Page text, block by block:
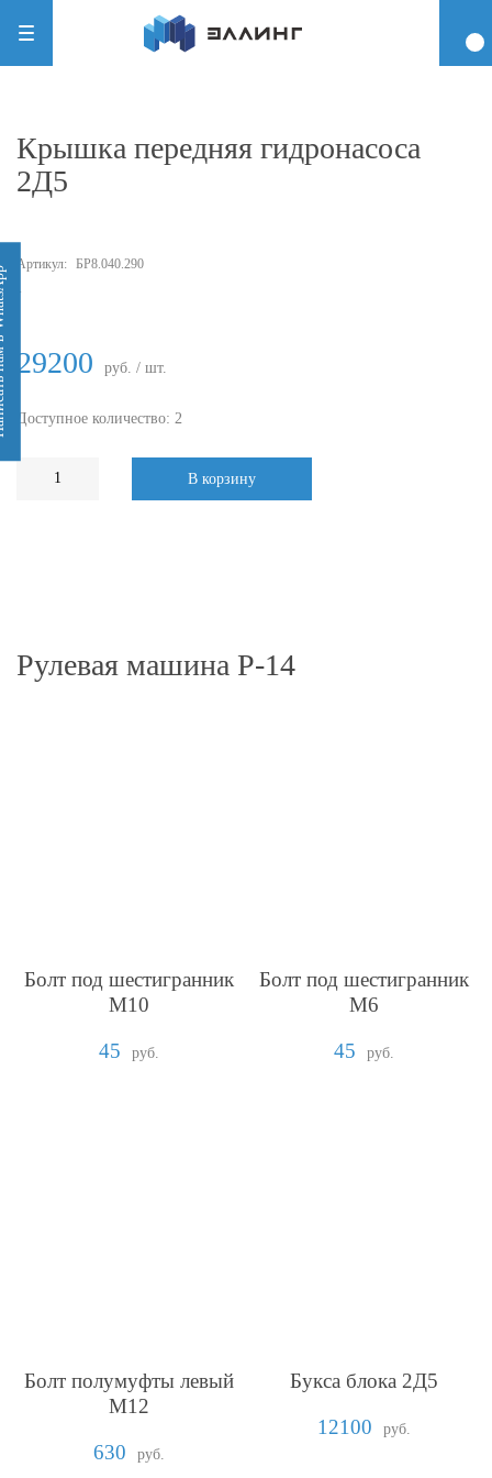
Крышка передняя гидронасоса
2Д5
Артикул: БР8.040.290
29200 руб. / шт.
Доступное количество: 2
В корзину
Рулевая машина Р-14
Болт под шестигранник
М10
45
руб.
Болт под шестигранник
М6
45
руб.
Болт полумуфты левый
М12
630
руб.
Букса блока 2Д5
12100
руб.